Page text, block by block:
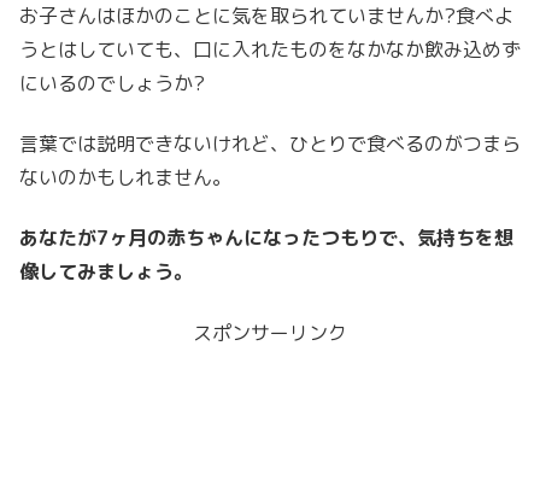
お子さんはほかのことに気を取られていませんか?食べよ
うとはしていても、口に入れたものをなかなか飲み込めず
にいるのでしょうか?
言葉では説明できないけれど、ひとりで食べるのがつまら
ないのかもしれません。
あなたが7ヶ月の赤ちゃんになったつもりで、気持ちを想
像してみましょう。
スポンサーリンク